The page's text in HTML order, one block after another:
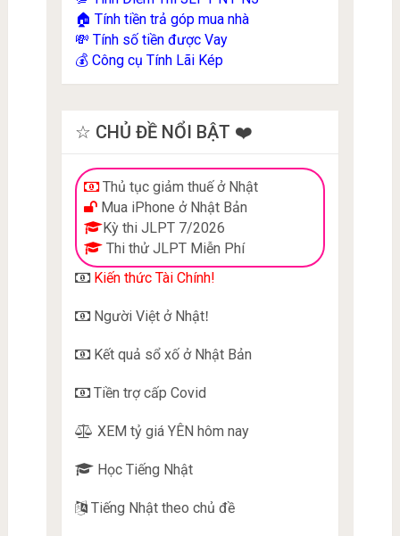
🏠 Tính tiền trả góp mua nhà
💸 Tính số tiền được Vay
💰 Công cụ Tính Lãi Kép
☆ CHỦ ĐỀ NỔI BẬT ❤️
Thủ tục giảm thuế ở Nhật
Mua iPhone ở Nhật Bản
Kỳ thi JLPT 7/2026
Thi thử JLPT Miễn Phí
Kiến thức Tài Chính!
Người Việt ở Nhật!
Kết quả sổ xố ở Nhật Bản
Tiền trợ cấp Covid
XEM tỷ giá YÊN hôm nay
Học Tiếng Nhật
Tiếng Nhật theo chủ đề